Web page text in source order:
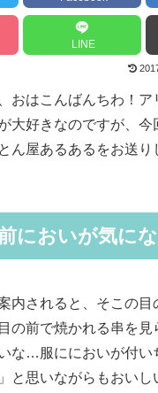
LINE
おはこんばんちわ！ア
大好きなのですが、今
ん屋あるあるをお送り
においが気に
内されると、そこの目
の前で焼かれる串を
な…服ににおいが付
と思いながらもおいし